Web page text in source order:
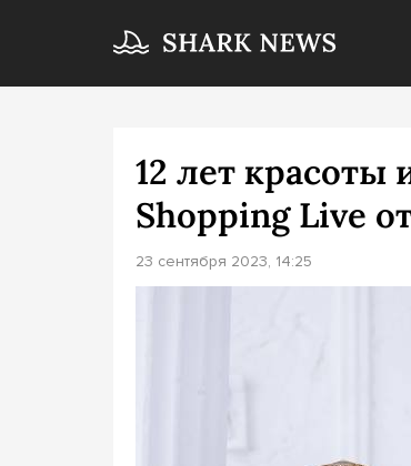
12 лет красоты
Shopping Live
23 сентября 2023, 14:25